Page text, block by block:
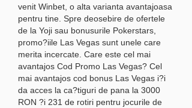
venit Winbet, o alta varianta avantajoasa
pentru tine. Spre deosebire de ofertele
de la Yoji sau bonusurile Pokerstars,
promo?iile Las Vegas sunt unele care
merita incercate. Care este cel mai
avantajos Cod Promo Las Vegas? Cel
mai avantajos cod bonus Las Vegas i?i
da acces la ca?tiguri de pana la 3000
RON ?i 231 de rotiri pentru jocurile de